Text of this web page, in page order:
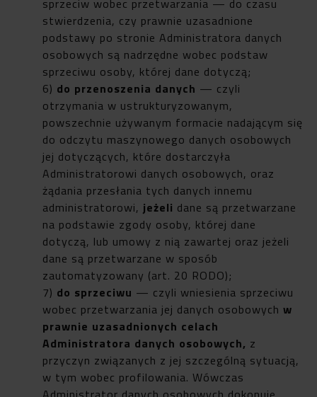
stwierdzenia, czy prawnie uzasadnione
podstawy po stronie Administratora danych
osobowych są nadrzędne wobec podstaw
sprzeciwu osoby, której dane dotyczą;
6) do przenoszenia danych — czyli
otrzymania w ustrukturyzowanym,
powszechnie używanym formacie nadającym się
do odczytu maszynowego danych osobowych
jej dotyczących, które dostarczyła
Administratorowi danych osobowych, oraz
żądania przesłania tych danych innemu
administratorowi, jeżeli dane są przetwarzane
na podstawie zgody osoby, której dane
dotyczą, lub umowy z nią zawartej oraz jeżeli
dane są przetwarzane w sposób
zautomatyzowany (art. 20 RODO);
7) do sprzeciwu — czyli wniesienia sprzeciwu
wobec przetwarzania jej danych osobowych w
prawnie uzasadnionych celach
Administratora danych osobowych, z
przyczyn związanych z jej szczególną sytuacją,
w tym wobec profilowania. Wówczas